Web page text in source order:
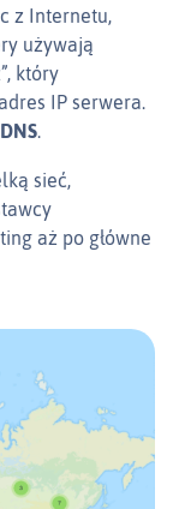
z Internetu,
używają
który
IP serwera.
sieć,
aż po główne